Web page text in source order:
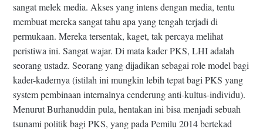
sangat melek media. Akses yang intens dengan media, tentu
membuat mereka sangat tahu apa yang tengah terjadi di
permukaan. Mereka tersentak, kaget, tak percaya melihat
peristiwa ini. Sangat wajar. Di mata kader PKS, LHI adalah
seorang ustadz. Seorang yang dijadikan sebagai role model bagi
kader-kadernya (istilah ini mungkin lebih tepat bagi PKS yang
system pembinaan internalnya cenderung anti-kultus-individu).
Menurut Burhanuddin pula, hentakan ini bisa menjadi sebuah
tsunami politik bagi PKS, yang pada Pemilu 2014 bertekad